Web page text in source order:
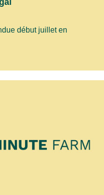
début juillet en